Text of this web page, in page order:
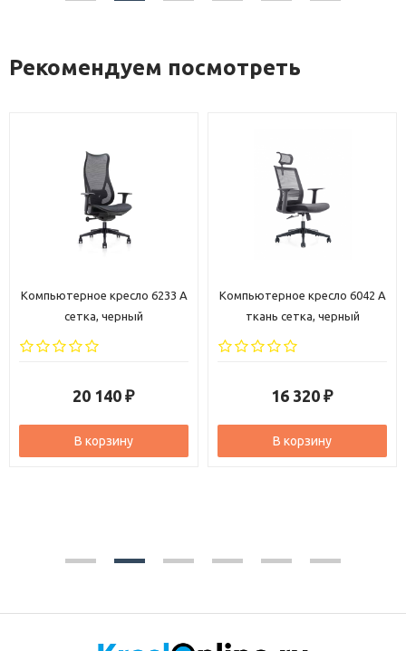
Рекомендуем посмотреть
кресло 6233 A
сетка, черный
₽
В корзину
Компьютерное кресло 6042 A
ткань сетка, черный
₽
В корзину